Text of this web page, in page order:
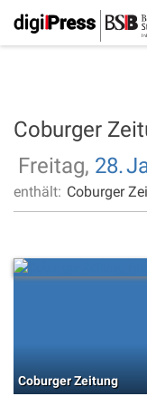
Coburger
Freitag, 28.
enthält: Coburger
Coburger Zeitung